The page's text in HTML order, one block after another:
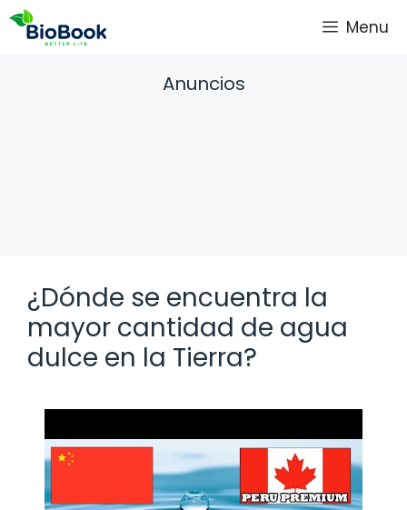
Saltar
Menu
Anuncios
¿Dónde se encuentra la
mayor cantidad de agua
dulce en la Tierra?